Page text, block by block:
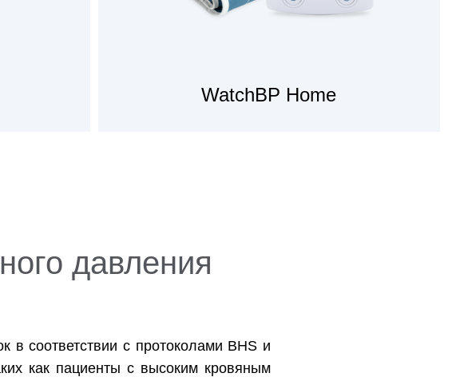
WatchBP Home
ПОСМОТРЕТЬ
давления
в соответствии с протоколами BHS и
как пациенты с высоким кровяным